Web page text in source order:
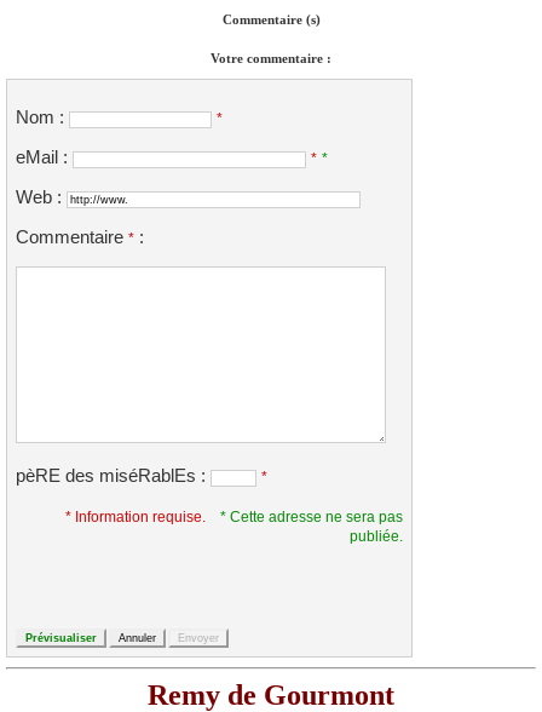
Commentaire (s)
Votre commentaire :
Nom : *
eMail : * *
Web :
Commentaire * :
pèRE des miséRablEs : *
* Information requise.
* Cette adresse ne sera pas
publiée.
Remy de Gourmont